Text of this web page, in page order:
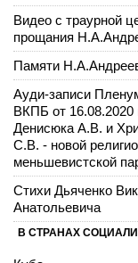
Видео с траурной
прощания
Памяти
Ауди-записи
ВКПБ от 16.08.2020
Денисюка А.В. и
С.В. - новой
меньшевистской
Стихи Дьяченко
Анатольевича
В СТРАНАХ